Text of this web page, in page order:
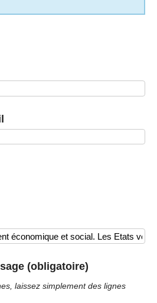
(obligatoire)
laissez simplement des lignes